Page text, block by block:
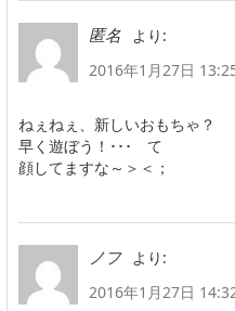
匿名
より:
2016年1月27日
ねぇねぇ、新しいおもちゃ？
早く遊ぼう！･･･ て
顔してますな～＞＜；
ノフ
より:
2016年1月27日